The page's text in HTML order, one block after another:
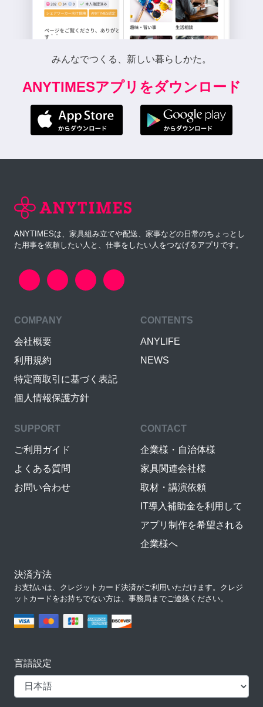
みんなでつくる、新しい暮らしかた。
ANYTIMESアプリをダウンロード
ANYTIMESは、家具組み立てや配送、家事などの日常のちょっとし
た用事を依頼したい人と、仕事をしたい人をつなげるアプリです。
COMPANY
会社概要
利用規約
特定商取引に基づく表記
個人情報保護方針
CONTENTS
ANYLIFE
NEWS
SUPPORT
ご利用ガイド
よくある質問
お問い合わせ
CONTACT
企業様・自治体様
家具関連会社様
取材・講演依頼
IT導入補助金を利用して
アプリ制作を希望される
企業様へ
決済方法
お支払いは、クレジットカード決済がご利用いただけます。クレジ
ットカードをお持ちでない方は、事務局までご連絡ください。
言語設定